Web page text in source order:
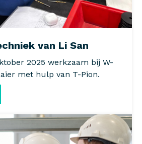
van Li San
2025 werkzaam bij W-
met hulp van T-Pion.